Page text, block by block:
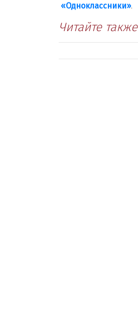
«Одноклассники».
Читайте также